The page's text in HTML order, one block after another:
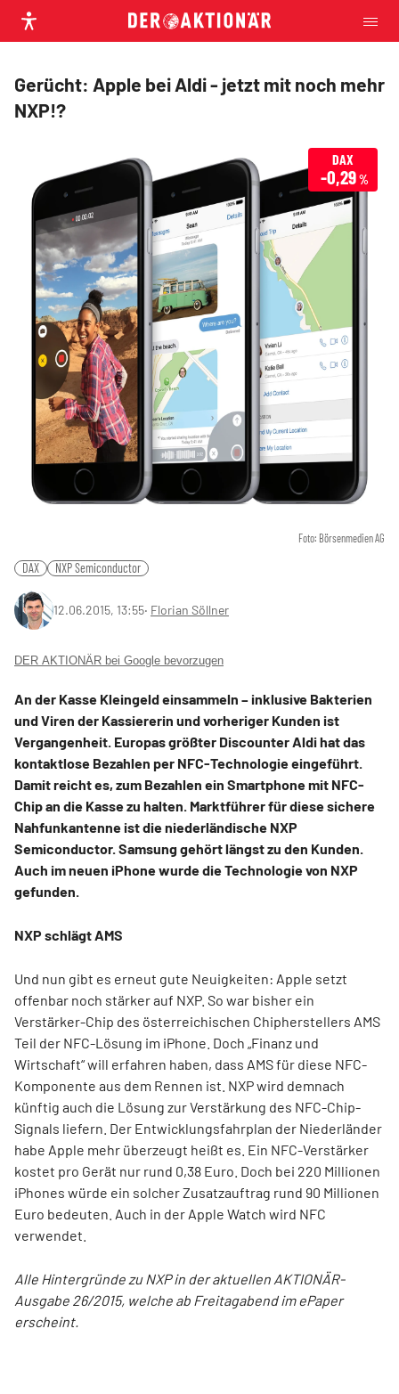
Gerücht: Apple bei Aldi - jetzt mit noch mehr
NXP!?
Foto: Börsenmedien AG
DAX
-0,29%
DAX NXP Semiconductor
12.06.2015, 13:55‧ Florian Söllner
DER AKTIONÄR bei Google bevorzugen
An der Kasse Kleingeld einsammeln – inklusive Bakterien
und Viren der Kassiererin und vorheriger Kunden ist
Vergangenheit. Europas größter Discounter Aldi hat das
kontaktlose Bezahlen per NFC-Technologie eingeführt.
Damit reicht es, zum Bezahlen ein Smartphone mit NFC-
Chip an die Kasse zu halten. Marktführer für diese sichere
Nahfunkantenne ist die niederländische NXP
Semiconductor. Samsung gehört längst zu den Kunden.
Auch im neuen iPhone wurde die Technologie von NXP
gefunden.
NXP schlägt AMS
Und nun gibt es erneut gute Neuigkeiten: Apple setzt
offenbar noch stärker auf NXP. So war bisher ein
Verstärker-Chip des österreichischen Chipherstellers AMS
Teil der NFC-Lösung im iPhone. Doch „Finanz und
Wirtschaft“ will erfahren haben, dass AMS für diese NFC-
Komponente aus dem Rennen ist. NXP wird demnach
künftig auch die Lösung zur Verstärkung des NFC-Chip-
Signals liefern. Der Entwicklungsfahrplan der Niederländer
habe Apple mehr überzeugt heißt es. Ein NFC-Verstärker
kostet pro Gerät nur rund 0,38 Euro. Doch bei 220 Millionen
iPhones würde ein solcher Zusatzauftrag rund 90 Millionen
Euro bedeuten. Auch in der Apple Watch wird NFC
verwendet.
Alle Hintergründe zu NXP in der aktuellen AKTIONÄR-
Ausgabe 26/2015, welche ab Freitagabend im ePaper
erscheint.